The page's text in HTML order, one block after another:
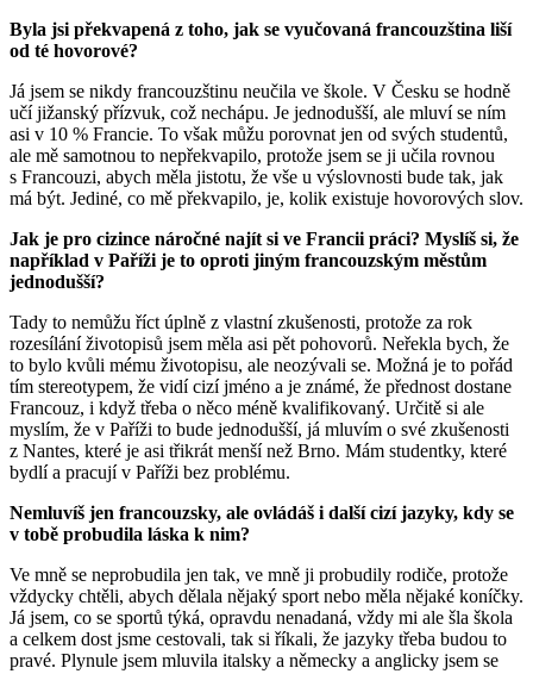
Byla jsi překvapená z toho, jak se vyučovaná francouzština liší
od té hovorové?
Já jsem se nikdy francouzštinu neučila ve škole. V Česku se hodně
učí jižanský přízvuk, což nechápu. Je jednodušší, ale mluví se ním
asi v 10 % Francie. To však můžu porovnat jen od svých studentů,
ale mě samotnou to nepřekvapilo, protože jsem se ji učila rovnou
s Francouzi, abych měla jistotu, že vše u výslovnosti bude tak, jak
má být. Jediné, co mě překvapilo, je, kolik existuje hovorových slov.
Jak je pro cizince náročné najít si ve Francii práci? Myslíš si, že
například v Paříži je to oproti jiným francouzským městům
jednodušší?
Tady to nemůžu říct úplně z vlastní zkušenosti, protože za rok
rozesílání životopisů jsem měla asi pět pohovorů. Neřekla bych, že
to bylo kvůli mému životopisu, ale neozývali se. Možná je to pořád
tím stereotypem, že vidí cizí jméno a je známé, že přednost dostane
Francouz, i když třeba o něco méně kvalifikovaný. Určitě si ale
myslím, že v Paříži to bude jednodušší, já mluvím o své zkušenosti
z Nantes, které je asi třikrát menší než Brno. Mám studentky, které
bydlí a pracují v Paříži bez problému.
Nemluvíš jen francouzsky, ale ovládáš i další cizí jazyky, kdy se
v tobě probudila láska k nim?
Ve mně se neprobudila jen tak, ve mně ji probudily rodiče, protože
vždycky chtěli, abych dělala nějaký sport nebo měla nějaké koníčky.
Já jsem, co se sportů týká, opravdu nenadaná, vždy mi ale šla škola
a celkem dost jsme cestovali, tak si říkali, že jazyky třeba budou to
pravé. Plynule jsem mluvila italsky a německy a anglicky jsem se